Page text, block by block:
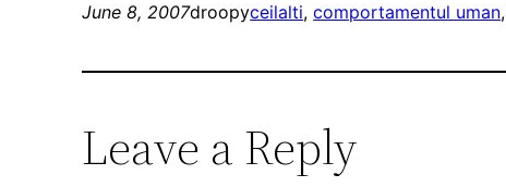
June 8, 2007droopyceilalti, comportamentul uman,
Leave a Reply